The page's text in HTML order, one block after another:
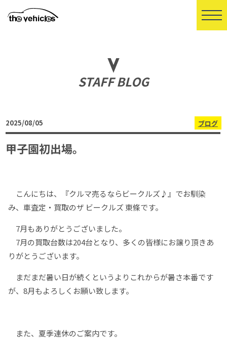
STAFF BLOG
甲子園初出場。
ブログ
2025/08/05
こんにちは、『クルマ売るならビークルズ♪』でお馴染
み、車査定・買取のザ ビークルズ 東條です。
7月もありがとうございました。
7月の買取台数は204台となり、多くの皆様にお譲り頂きあ
りがとうございます。
まだまだ暑い日が続くというよりこれからが暑さ本番です
が、8月もよろしくお願い致します。
また、夏季連休のご案内です。